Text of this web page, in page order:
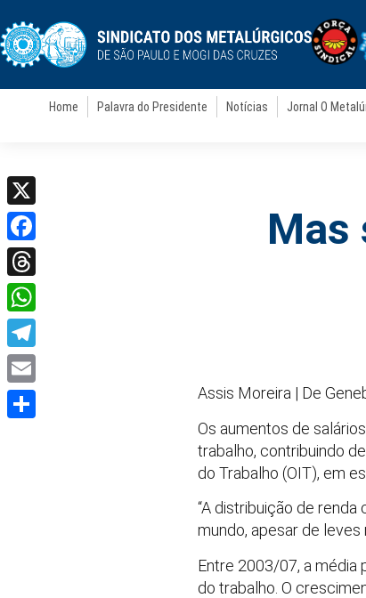
Home Palavra do Presidente Notícias Jornal O
Mas
Assis Moreira | De
Os aumentos de
trabalho, contribuindo
do Trabalho (OIT), em
“A distribuição de
mundo, apesar de leves
Entre 2003/07, a média
do trabalho. O
X
Facebook
Threads
WhatsApp
Telegram
Email